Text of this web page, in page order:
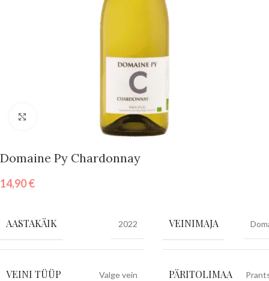
Vajuta suurendamiseks
Domaine Py Chardonnay
14,90€
AASTAKÄIK 2022 VEINIMAJA
VEINI TÜÜP Valge vein PÄRITOLIMAA